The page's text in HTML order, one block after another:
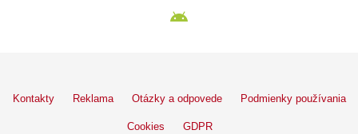
Kontakty Reklama Otázky a odpovede Podmienky používania
Cookies GDPR